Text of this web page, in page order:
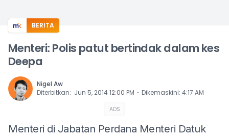
BERITA
Menteri: Polis patut bertindak dalam kes
Deepa
Nigel Aw
Diterbitkan: Jun 5, 2014 12:00 PM ⋅ Dikemaskini: 4:17 AM
ADS
Menteri di Jabatan Perdana Menteri Datuk